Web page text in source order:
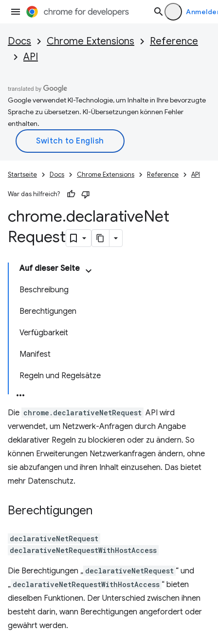
Docs Chrome Extensions
Reference
API
Google verwendet KI-Technologie, um Inhalte in Ihre bevorzugte
Sprache zu übersetzen. KI-Übersetzungen können Fehler
enthalten.
Startseite Docs Chrome Extensions Reference API
War das hilfreich?
chrome.declarativeNet
Request
Auf dieser Seite
Beschreibung
Berechtigungen
Verfügbarkeit
Manifest
Regeln und Regelsätze
Die chrome.declarativeNetRequest API wird
verwendet, um Netzwerk-Anfragen durch Angabe
deklarativer Regeln zu blockieren oder zu ändern. So
können Erweiterungen Netzwerkanfragen ändern, ohne
sie abzufangen und ihren Inhalt einzusehen. Das bietet
mehr Datenschutz.
Berechtigungen
declarativeNetRequest
declarativeNetRequestWithHostAccess
Die Berechtigungen „ declarativeNetRequest “ und
„ declarativeNetRequestWithHostAccess “ bieten
dieselben Funktionen. Der Unterschied zwischen ihnen
besteht darin, wann Berechtigungen angefordert oder
gewährt werden.